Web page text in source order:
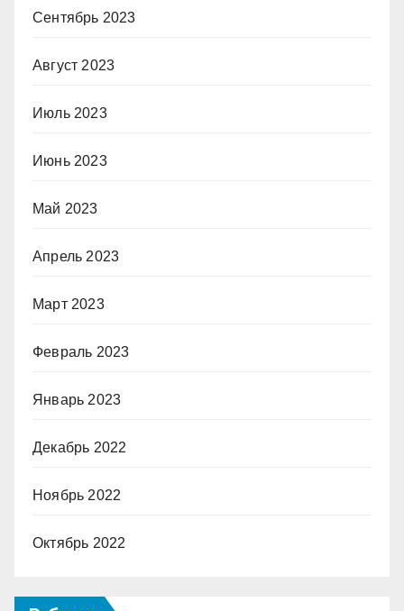
Сентябрь 2023
Август 2023
Июль 2023
Июнь 2023
Май 2023
Апрель 2023
Март 2023
Февраль 2023
Январь 2023
Декабрь 2022
Ноябрь 2022
Октябрь 2022